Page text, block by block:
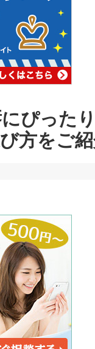
ぴった
方をご